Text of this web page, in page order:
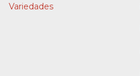
Variedades